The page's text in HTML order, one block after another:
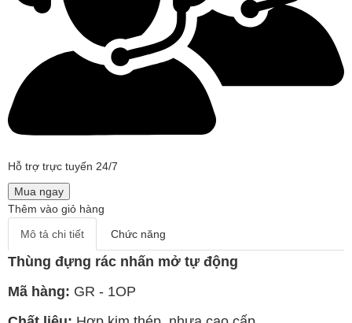
Hỗ trợ trực tuyến 24/7
Mua ngay
Thêm vào giỏ hàng
Mô tả chi tiết
Chức năng
Thùng đựng rác nhấn mở tự động
Mã hàng: GR - 1OP